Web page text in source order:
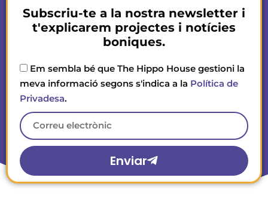
Subscriu-te a la nostra newsletter i
t'explicarem projectes i notícies
boniques.
Em sembla bé que The Hippo House gestioni la
meva informació segons s'indica a la Política de
Privadesa.
Enviar